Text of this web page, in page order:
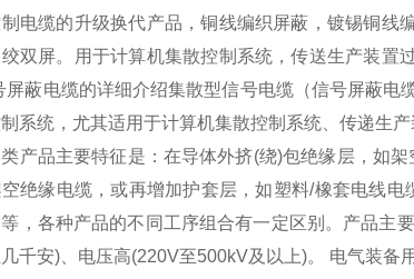
电缆的升级换代产品，铜线编织屏蔽，镀锡铜线
双屏。用于计算机集散控制系统，传送生产装置
屏蔽电缆的详细介绍集散型信号电缆（信号屏蔽
系统，尤其适用于计算机集散控制系统、传递生
主要特征是：在导体外挤(绕)包绝缘层，如架
绝缘电缆，或再增加护套层，如塑料/橡套电线
，各种产品的不同工序组合有一定区别。产品主
千安)、电压高(220V至500kV及以上)。 电气装备